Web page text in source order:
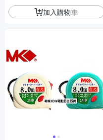
加入購物車